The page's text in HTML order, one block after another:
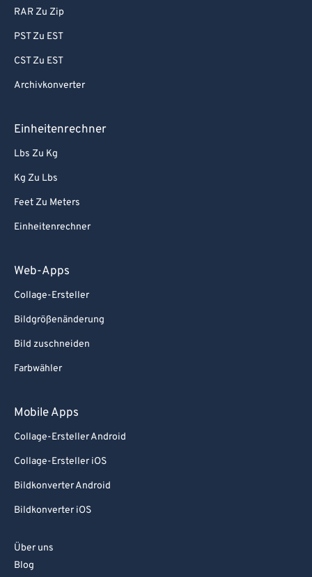
RAR Zu Zip
PST Zu EST
CST Zu EST
Archivkonverter
Einheitenrechner
Lbs Zu Kg
Kg Zu Lbs
Feet Zu Meters
Einheitenrechner
Web-Apps
Collage-Ersteller
Bildgrößenänderung
Bild zuschneiden
Farbwähler
Mobile Apps
Collage-Ersteller Android
Collage-Ersteller iOS
Bildkonverter Android
Bildkonverter iOS
Über uns
Blog